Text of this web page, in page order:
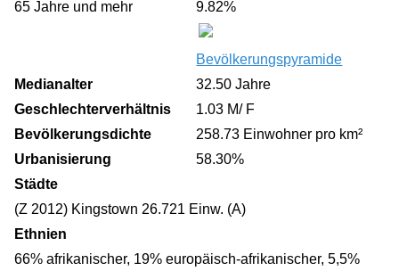
65 Jahre und mehr
9.82%
Bevölkerungspyramide
Medianalter
32.50 Jahre
Geschlechterverhältnis
1.03 M/ F
Bevölkerungsdichte
258.73 Einwohner pro km²
Urbanisierung
58.30%
Städte
(Z 2012) Kingstown 26.721 Einw. (A)
Ethnien
66% afrikanischer, 19% europäisch-afrikanischer, 5,5%